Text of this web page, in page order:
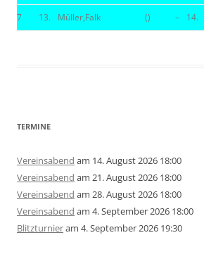
7 13. Müller,Falk () – 14.
TERMINE
Vereinsabend am 14. August 2026 18:00
Vereinsabend am 21. August 2026 18:00
Vereinsabend am 28. August 2026 18:00
Vereinsabend am 4. September 2026 18:00
Blitzturnieram 4. September 2026 19:30